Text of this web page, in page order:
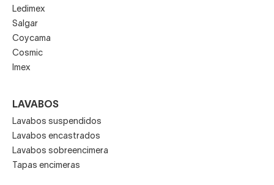
Ledimex
Salgar
Coycama
Cosmic
Imex
LAVABOS
Lavabos suspendidos
Lavabos encastrados
Lavabos sobreencimera
Tapas encimeras